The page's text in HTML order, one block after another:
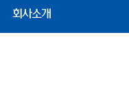
회사소개